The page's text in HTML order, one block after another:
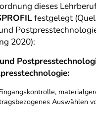
dieses
festgelegt
2020):
Auswählen